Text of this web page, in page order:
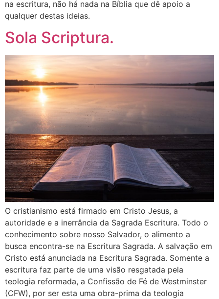
na escritura, não há nada na Bíblia que dê apoio a
qualquer destas ideias.
Sola Scriptura.
O cristianismo está firmado em Cristo Jesus, a
autoridade e a inerrância da Sagrada Escritura. Todo o
conhecimento sobre nosso Salvador, o alimento a
busca encontra-se na Escritura Sagrada. A salvação em
Cristo está anunciada na Escritura Sagrada. Somente a
escritura faz parte de uma visão resgatada pela
teologia reformada, a Confissão de Fé de Westminster
(CFW), por ser esta uma obra-prima da teologia